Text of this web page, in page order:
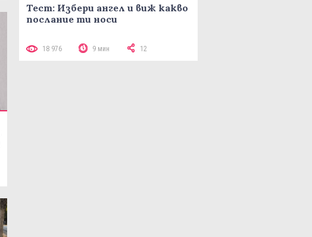
Тест: Избери ангел и виж какво
послание ти носи
18 976 9 мин 12